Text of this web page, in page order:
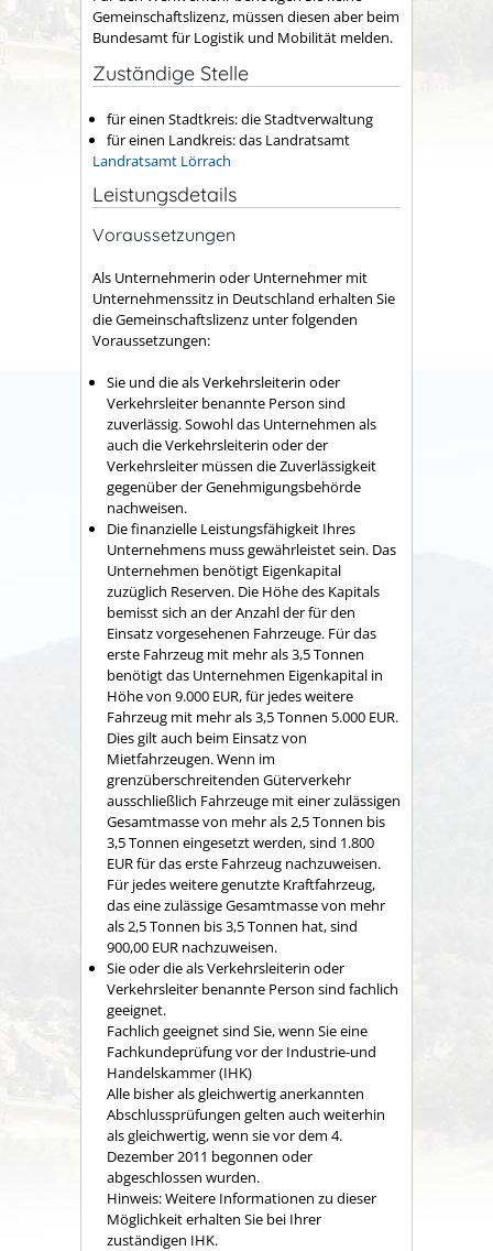
Gemeinschaftslizenz, müssen diesen aber beim
Bundesamt für Logistik und Mobilität melden.
Zuständige Stelle
für einen Stadtkreis: die Stadtverwaltung
für einen Landkreis: das Landratsamt
Landratsamt Lörrach
Leistungsdetails
Voraussetzungen
Als Unternehmerin oder Unternehmer mit
Unternehmenssitz in Deutschland erhalten Sie
die Gemeinschaftslizenz unter folgenden
Voraussetzungen:
Sie und die als Verkehrsleiterin oder
Verkehrsleiter benannte Person sind
zuverlässig. Sowohl das Unternehmen als
auch die Verkehrsleiterin oder der
Verkehrsleiter müssen die Zuverlässigkeit
gegenüber der Genehmigungsbehörde
nachweisen.
Die finanzielle Leistungsfähigkeit Ihres
Unternehmens muss gewährleistet sein. Das
Unternehmen benötigt Eigenkapital
zuzüglich Reserven. Die Höhe des Kapitals
bemisst sich an der Anzahl der für den
Einsatz vorgesehenen Fahrzeuge. Für das
erste Fahrzeug mit mehr als 3,5 Tonnen
benötigt das Unternehmen Eigenkapital in
Höhe von 9.000 EUR, für jedes weitere
Fahrzeug mit mehr als 3,5 Tonnen 5.000 EUR.
Dies gilt auch beim Einsatz von
Mietfahrzeugen. Wenn im
grenzüberschreitenden Güterverkehr
ausschließlich Fahrzeuge mit einer zulässigen
Gesamtmasse von mehr als 2,5 Tonnen bis
3,5 Tonnen eingesetzt werden, sind 1.800
EUR für das erste Fahrzeug nachzuweisen.
Für jedes weitere genutzte Kraftfahrzeug,
das eine zulässige Gesamtmasse von mehr
als 2,5 Tonnen bis 3,5 Tonnen hat, sind
900,00 EUR nachzuweisen.
Sie oder die als Verkehrsleiterin oder
Verkehrsleiter benannte Person sind fachlich
geeignet.
Fachlich geeignet sind Sie, wenn Sie eine
Fachkundeprüfung vor der Industrie-und
Handelskammer (IHK)
Alle bisher als gleichwertig anerkannten
Abschlussprüfungen gelten auch weiterhin
als gleichwertig, wenn sie vor dem 4.
Dezember 2011 begonnen oder
abgeschlossen wurden.
Hinweis: Weitere Informationen zu dieser
Möglichkeit erhalten Sie bei Ihrer
zuständigen IHK.